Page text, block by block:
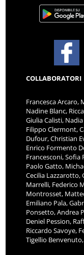
COLLABORATORI
Francesca Arcaro,
Nadine Blanc,
Giulia Calisti,
Filippo Clermont,
Dufour, Christian
Enrico Formento
Francesconi, Sofia
Paolo Gatto,
Cecilia Lazzarotto,
Marrelli, Federico
Montrosset,
Emiliano Pala,
Ponsetto, Andrea
Deniel Pession,
Riccardo Savoye,
Tigellio